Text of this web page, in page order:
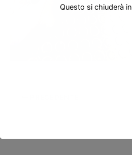
Questo si chiuderà in